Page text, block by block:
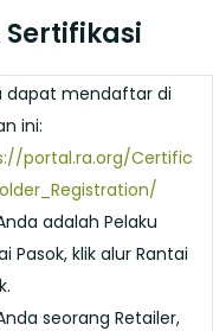
Sertifikasi
dapat mendaftar di
ini:
portal.ra.org/Certific
adalah Pelaku
Pasok, klik alur Rantai
seorang Retailer,